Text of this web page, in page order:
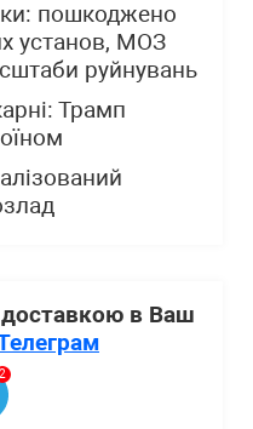
пошкоджено
установ, МОЗ
руйнувань
Трамп
доставкою в Ваш
2